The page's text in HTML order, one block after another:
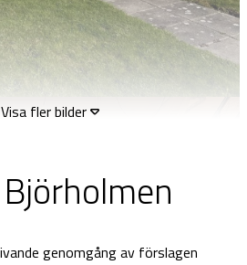
Visa fler bilder
genomgång av förslagen